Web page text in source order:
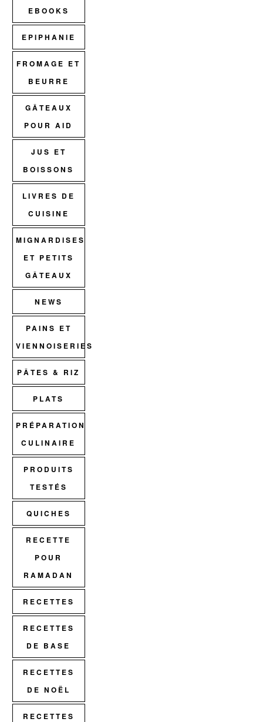
EBOOKS
EPIPHANIE
FROMAGE ET
BEURRE
GÂTEAUX
POUR AID
JUS ET
BOISSONS
LIVRES DE
CUISINE
MIGNARDISES
ET PETITS
GÂTEAUX
NEWS
PAINS ET
VIENNOISERIES
PÂTES & RIZ
PLATS
PRÉPARATION
CULINAIRE
PRODUITS
TESTÉS
QUICHES
RECETTE
POUR
RAMADAN
RECETTES
RECETTES
DE BASE
RECETTES
DE NOËL
RECETTES